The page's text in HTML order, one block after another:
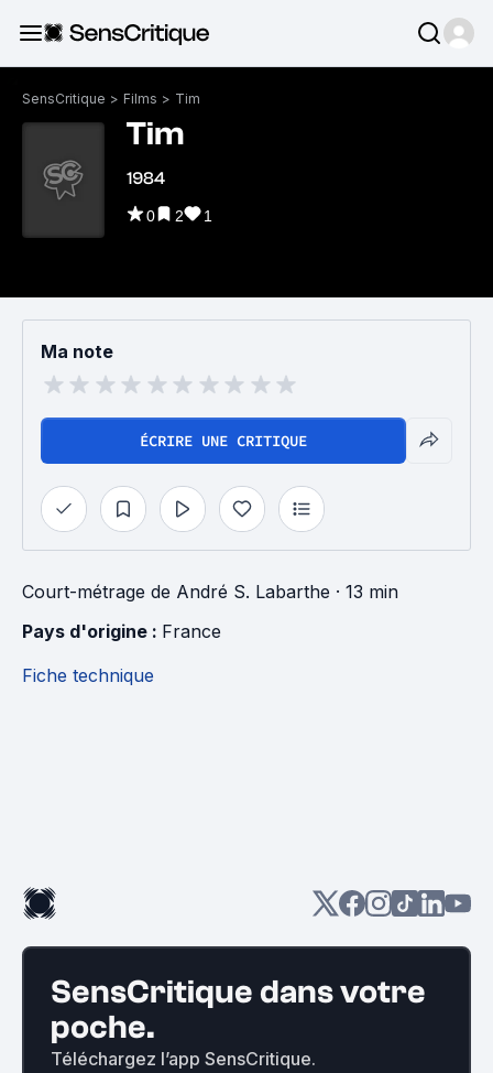
SensCritique > Films > Tim
Tim
1984
0 2 1
Ma note
ÉCRIRE UNE CRITIQUE
Court-métrage de André S. Labarthe · 13 min
Pays d'origine : France
Fiche technique
SensCritique dans votre
poche.
Téléchargez l’app SensCritique.